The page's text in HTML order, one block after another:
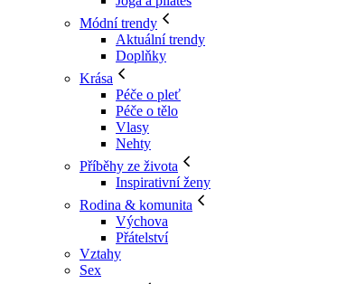
Módní trendy
Aktuální trendy
Doplňky
Krása
Péče o pleť
Péče o tělo
Vlasy
Nehty
Příběhy ze života
Inspirativní ženy
Rodina & komunita
Výchova
Přátelství
Vztahy
Sex